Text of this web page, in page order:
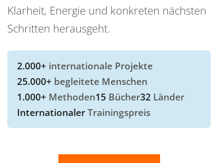
Klarheit, Energie und konkreten nächsten
Schritten herausgeht.
2.000+ internationale Projekte
25.000+ begleitete Menschen
1.000+ Methoden15 Bücher32 Länder
InternationalerTrainingspreis